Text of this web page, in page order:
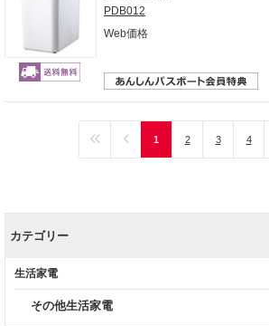
PDB012
Web価格
1 2 3 4
カテゴリー
生活家電
その他生活家電